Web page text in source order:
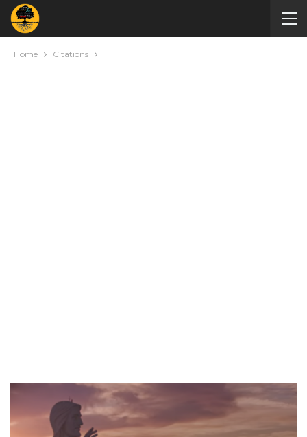
Home Citations